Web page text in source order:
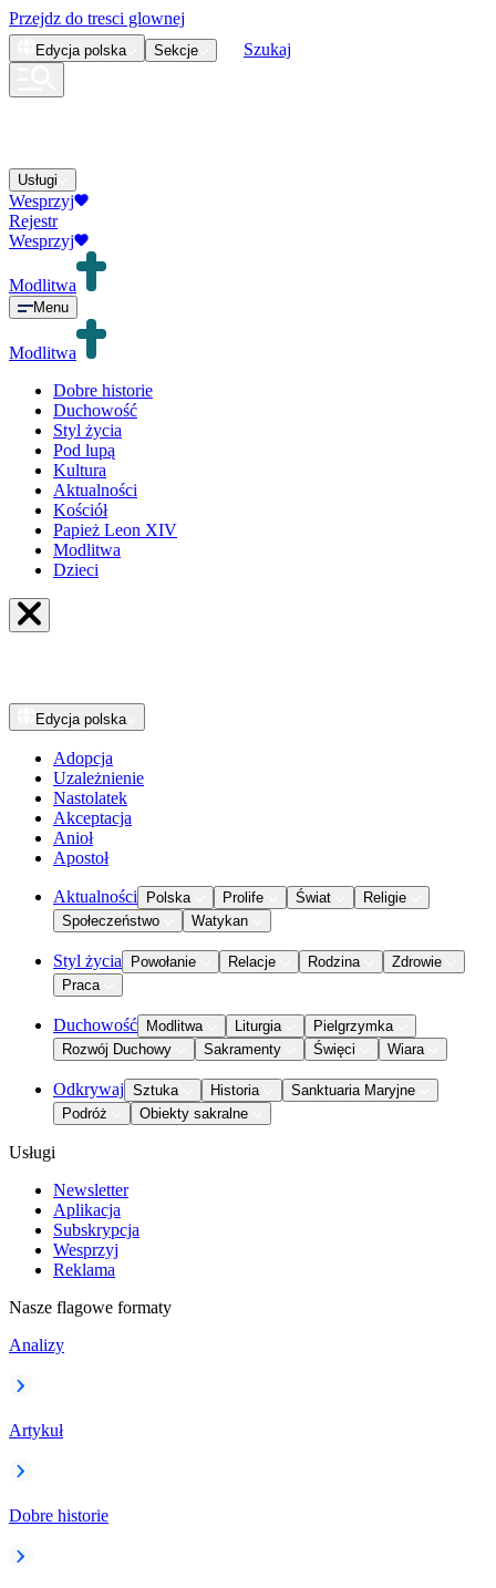
Przejdz do tresci glownej
Edycja polska Sekcje Szukaj
Usługi
Wesprzyj
Rejestr
Wesprzyj
Modlitwa
Menu
Modlitwa
Dobre historie
Duchowość
Styl życia
Pod lupą
Kultura
Aktualności
Kościół
Papież Leon XIV
Modlitwa
Dzieci
Edycja polska
Adopcja
Uzależnienie
Nastolatek
Akceptacja
Anioł
Apostoł
Aktualności Polska Prolife Świat
Religie
Społeczeństwo
Watykan
Styl życia Powołanie Relacje Rodzina
Zdrowie
Praca
Duchowość Modlitwa Liturgia
Pielgrzymka
Rozwój Duchowy
Sakramenty Święci Wiara
Odkrywaj Sztuka Historia
Sanktuaria Maryjne
Podróż
Obiekty sakralne
Usługi
Newsletter
Aplikacja
Subskrypcja
Wesprzyj
Reklama
Nasze flagowe formaty
Analizy
Artykuł
Dobre historie